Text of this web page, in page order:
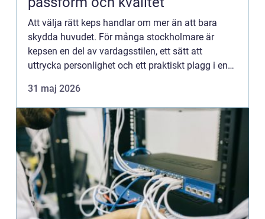
Att välja rätt keps handlar om mer än att bara
skydda huvudet. För många stockholmare är
kepsen en del av vardagsstilen, ett sätt att
uttrycka personlighet och ett praktiskt plagg i en
stort, från sp...
31 maj 2026